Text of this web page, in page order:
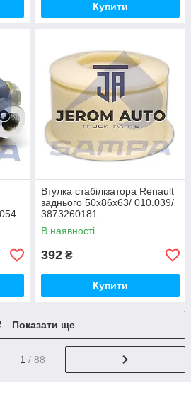
Купити
Втулка стабілізатора Renault
заднього 50х86х63/ 010.039/
3873260181
В наявності
392 ₴
Купити
Показати ще
1 / 88